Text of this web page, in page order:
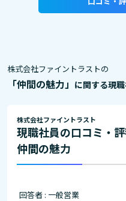
株式会社ファイントラストの
「仲間の魅力」 に関する現
株式会社ファイントラスト
現職社員の口コミ・
仲間の魅力
回答者 : 一般営業